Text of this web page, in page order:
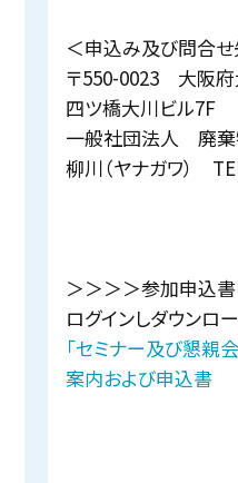
＜申込み及び問合せ
〒550-0023 大阪
四ツ橋大川ビル7F
一般社団法人 廃
柳川（ヤナガワ）
＞＞＞＞参加申込
ログインしダウンロ
「セミナー及び懇親
案内および申込書